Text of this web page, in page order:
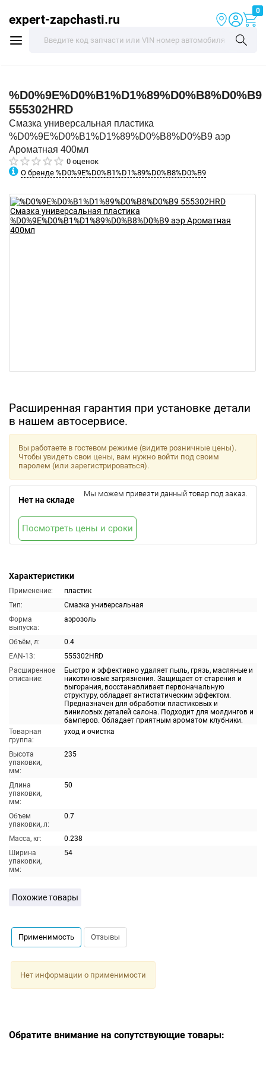
expert-zapchasti.ru
0
%D0%9E%D0%B1%D1%89%D0%B8%D0%B9
555302HRD
Смазка универсальная пластика
%D0%9E%D0%B1%D1%89%D0%B8%D0%B9 аэр
Ароматная 400мл
0 оценок
О бренде %D0%9E%D0%B1%D1%89%D0%B8%D0%B9
Расширенная гарантия при установке детали
в нашем автосервисе.
Характеристики
Применение:
пластик
Тип:
Смазка универсальная
Форма
выпуска:
аэрозоль
Объём, л:
0.4
EAN-13:
555302HRD
Расширенное
описание:
Быстро и эффективно удаляет пыль, грязь, масляные и
никотиновые загрязнения. Защищает от старения и
выгорания, восстанавливает первоначальную
структуру, обладает антистатическим эффектом.
Предназначен для обработки пластиковых и
виниловых деталей салона. Подходит для молдингов и
бамперов. Обладает приятным ароматом клубники.
Товарная
группа:
уход и очистка
Высота
упаковки,
мм:
235
Длина
упаковки,
мм:
50
Объем
упаковки, л:
0.7
Масса, кг:
0.238
Ширина
упаковки,
мм:
54
Вы работаете в гостевом режиме (видите розничные цены).
Чтобы увидеть свои цены, вам нужно войти под своим
паролем (или зарегистрироваться).
Нет на складе
Мы можем привезти данный товар под заказ.
Посмотреть цены и сроки
Похожие товары
Применимость Отзывы
Нет информации о применимости
Обратите внимание на сопутствующие товары: